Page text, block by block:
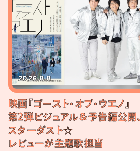
2026.8.8
映画『ゴースト・オブ・ウエノ』
第2弾ビジュアル＆予告編公開、
スターダスト☆
レビューが主題歌担当